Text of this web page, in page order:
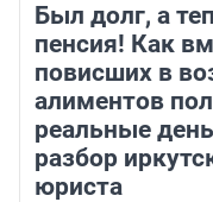
Был долг, а
пенсия! Как
повисших в
алиментов
реальные
разбор
юриста